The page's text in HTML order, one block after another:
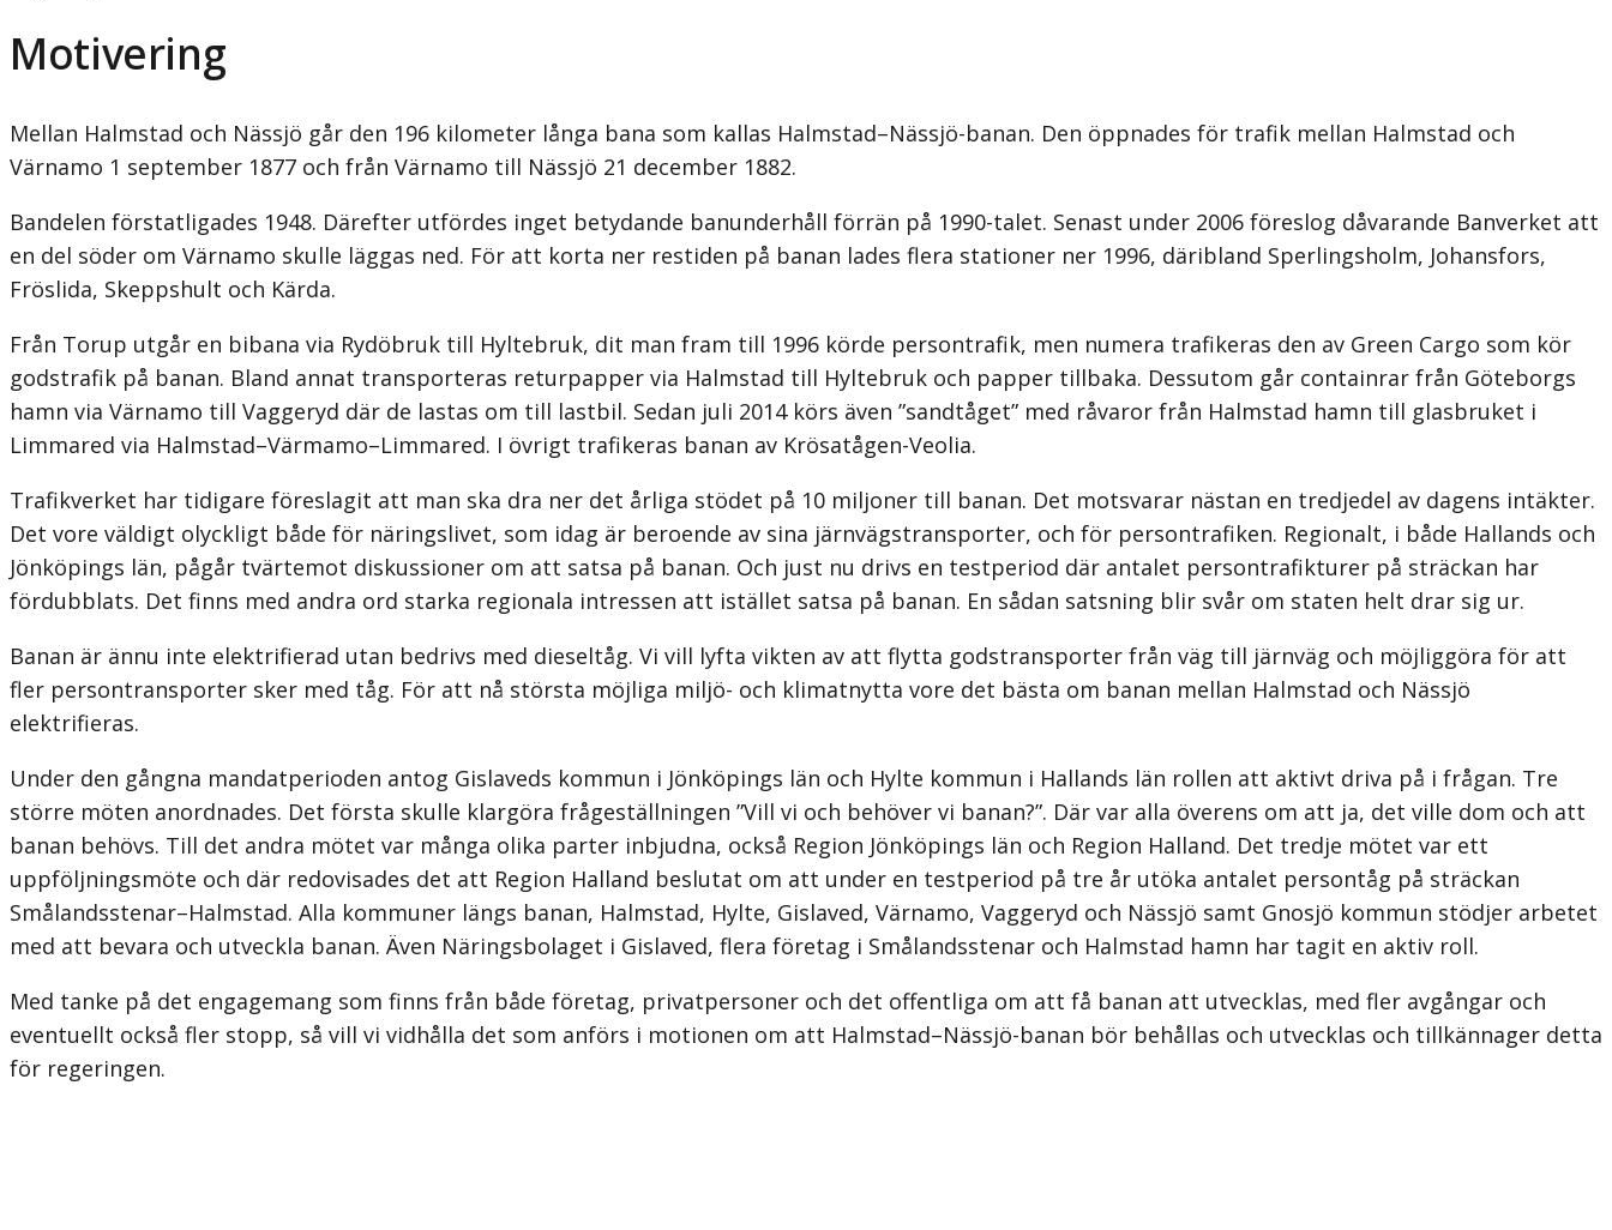
Motivering
Mellan Halmstad och Nässjö går den 196 kilometer långa bana som kallas Halmstad–Nässjö-banan. Den öppnades för trafik mellan Halmstad och
Värnamo 1 september 1877 och från Värnamo till Nässjö 21 december 1882.
Bandelen förstatligades 1948. Därefter utfördes inget betydande banunderhåll förrän på 1990-talet. Senast under 2006 föreslog dåvarande Banverket att
en del söder om Värnamo skulle läggas ned. För att korta ner restiden på banan lades flera stationer ner 1996, däribland Sperlingsholm, Johansfors,
Fröslida, Skeppshult och Kärda.
Från Torup utgår en bibana via Rydöbruk till Hyltebruk, dit man fram till 1996 körde persontrafik, men numera trafikeras den av Green Cargo som kör
godstrafik på banan. Bland annat transporteras returpapper via Halmstad till Hyltebruk och papper tillbaka. Dessutom går containrar från Göteborgs
hamn via Värnamo till Vaggeryd där de lastas om till lastbil. Sedan juli 2014 körs även ”sandtåget” med råvaror från Halmstad hamn till glasbruket i
Limmared via Halmstad–Värmamo–Limmared. I övrigt trafikeras banan av Krösatågen-Veolia.
Trafikverket har tidigare föreslagit att man ska dra ner det årliga stödet på 10 miljoner till banan. Det motsvarar nästan en tredjedel av dagens intäkter.
Det vore väldigt olyckligt både för näringslivet, som idag är beroende av sina järnvägstrans­porter, och för persontrafiken. Regionalt, i både Hallands och
Jönköpings län, pågår tvärtemot diskussioner om att satsa på banan. Och just nu drivs en testperiod där antalet persontrafikturer på sträckan har
fördubblats. Det finns med andra ord starka regionala intressen att istället satsa på banan. En sådan satsning blir svår om staten helt drar sig ur.
Banan är ännu inte elektrifierad utan bedrivs med dieseltåg. Vi vill lyfta vikten av att flytta godstransporter från väg till järnväg och möjliggöra för att
fler persontransporter sker med tåg. För att nå största möjliga miljö- och klimatnytta vore det bästa om banan mellan Halmstad och Nässjö
elektrifieras.
Under den gångna mandatperioden antog Gislaveds kommun i Jönköpings län och Hylte kommun i Hallands län rollen att aktivt driva på i frågan. Tre
större möten anord­nades. Det första skulle klargöra frågeställningen ”Vill vi och behöver vi banan?”. Där var alla överens om att ja, det ville dom och att
banan behövs. Till det andra mötet var många olika parter inbjudna, också Region Jönköpings län och Region Halland. Det tredje mötet var ett
uppföljningsmöte och där redovisades det att Region Halland beslutat om att under en testperiod på tre år utöka antalet persontåg på sträckan
Smålandsstenar–Halmstad. Alla kommuner längs banan, Halmstad, Hylte, Gislaved, Värnamo, Vaggeryd och Nässjö samt Gnosjö kommun stödjer arbetet
med att bevara och utveckla banan. Även Näringsbolaget i Gislaved, flera företag i Smålandsstenar och Halmstad hamn har tagit en aktiv roll.
Med tanke på det engagemang som finns från både företag, privatpersoner och det offentliga om att få banan att utvecklas, med fler avgångar och
eventuellt också fler stopp, så vill vi vidhålla det som anförs i motionen om att Halmstad–Nässjö-banan bör behållas och utvecklas och tillkännager detta
för regeringen.